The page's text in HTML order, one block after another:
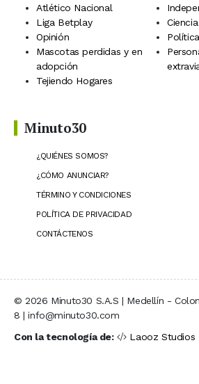
Atlético Nacional
Liga Betplay
Opinión
Política
Mascotas perdidas y en
adopción
Tejiendo Hogares
Minuto30
¿QUIÉNES SOMOS?
¿CÓMO ANUNCIAR?
TÉRMINO Y CONDICIONES
POLÍTICA DE PRIVACIDAD
CONTÁCTENOS
© 2026 Minuto30 S.A.S | Medellín -
8 | info@minuto30.com
Con la tecnología de:
Laooz Studios